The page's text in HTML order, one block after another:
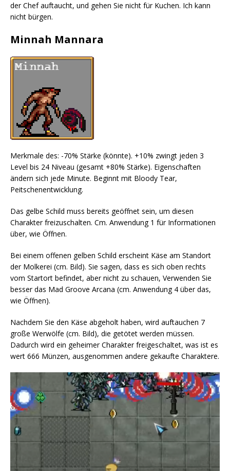
der Chef auftaucht, und gehen Sie nicht für Kuchen. Ich kann
nicht bürgen.
Minnah Mannara
Merkmale des: -70% Stärke (könnte). +10% zwingt jeden 3
Level bis 24 Niveau (gesamt +80% Stärke). Eigenschaften
ändern sich jede Minute. Beginnt mit Bloody Tear,
Peitschenentwicklung.
Das gelbe Schild muss bereits geöffnet sein, um diesen
Charakter freizuschalten. Cm. Anwendung 1 für Informationen
über, wie Öffnen.
Bei einem offenen gelben Schild erscheint Käse am Standort
der Molkerei (cm. Bild). Sie sagen, dass es sich oben rechts
vom Startort befindet, aber nicht zu schauen, Verwenden Sie
besser das Mad Groove Arcana (cm. Anwendung 4 über das,
wie Öffnen).
Nachdem Sie den Käse abgeholt haben, wird auftauchen 7
große Werwölfe (cm. Bild), die getötet werden müssen.
Dadurch wird ein geheimer Charakter freigeschaltet, was ist es
wert 666 Münzen, ausgenommen andere gekaufte Charaktere.